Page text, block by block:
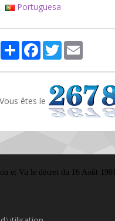
Portuguesa
PartagerFacebook
Twitter
Vous êtes le
et Vu le décret du 16 Août